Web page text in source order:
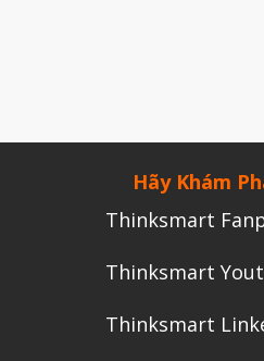
Hãy Khám
Thinksmart
Thinksmart
Thinksmart